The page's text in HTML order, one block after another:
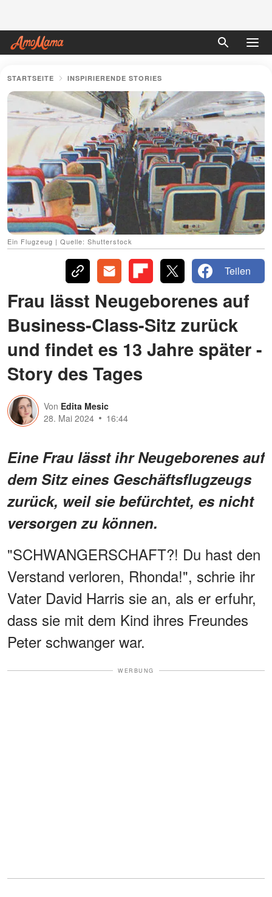
STARTSEITE INSPIRIERENDE STORIES
Ein Flugzeug | Quelle: Shutterstock
Teilen
Frau lässt Neugeborenes auf
Business-Class-Sitz zurück
und findet es 13 Jahre später -
Story des Tages
Von Edita Mesic
28. Mai 2024
16:44
Eine Frau lässt ihr Neugeborenes auf
dem Sitz eines Geschäftsflugzeugs
zurück, weil sie befürchtet, es nicht
versorgen zu können.
"SCHWANGERSCHAFT?! Du hast den
Verstand verloren, Rhonda!", schrie ihr
Vater David Harris sie an, als er erfuhr,
dass sie mit dem Kind ihres Freundes
Peter schwanger war.
WERBUNG